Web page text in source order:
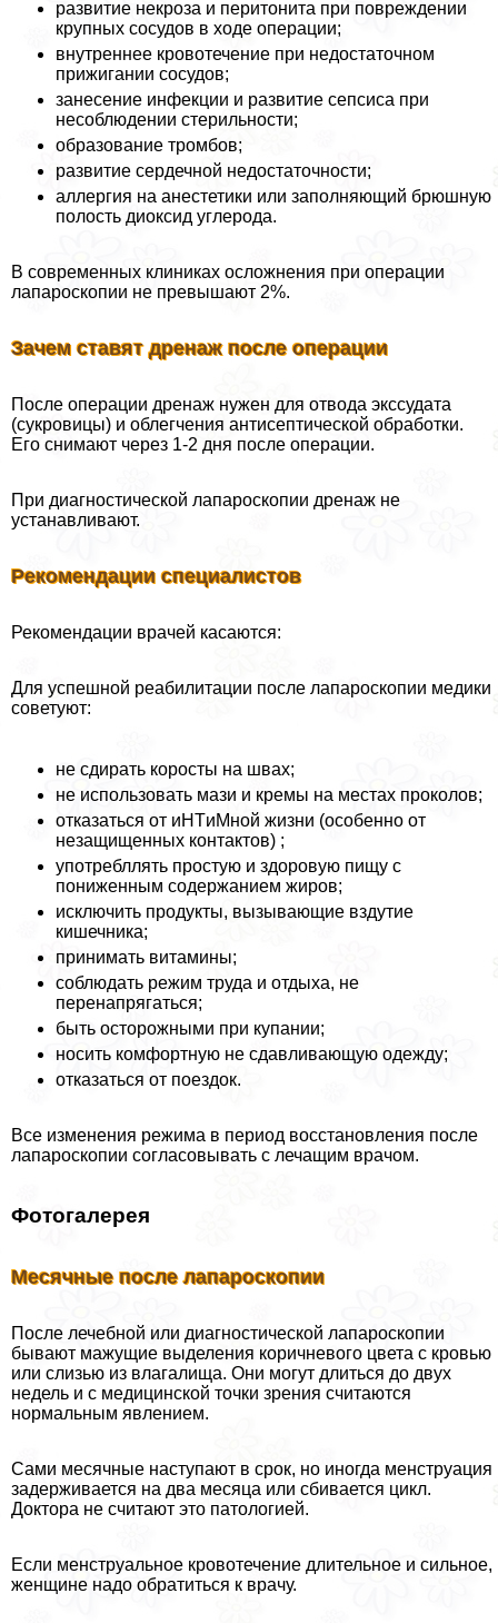
развитие некроза и перитонита при повреждении
крупных сосудов в ходе операции;
внутреннее кровотечение при недостаточном
прижигании сосудов;
занесение инфекции и развитие сепсиса при
несоблюдении стерильности;
образование тромбов;
развитие сердечной недостаточности;
аллергия на анестетики или заполняющий брюшную
полость диоксид углерода.
В современных клиниках осложнения при операции
лапароскопии не превышают 2%.
Зачем ставят дренаж после операции
После операции дренаж нужен для отвода экссудата
(сукровицы) и облегчения антисептической обработки.
Его снимают через 1-2 дня после операции.
При диагностической лапароскопии дренаж не
устанавливают.
Рекомендации специалистов
Рекомендации врачей касаются:
Для успешной реабилитации после лапароскопии медики
советуют:
не сдирать коросты на швах;
не использовать мази и кремы на местах проколов;
отказаться от иHTиMной жизни (особенно от
незащищенных контактов) ;
употрeбллять простую и здоровую пищу с
пониженным содержанием жиров;
исключить продукты, вызывающие вздутие
кишечника;
принимать витамины;
соблюдать режим труда и отдыха, не
перенапрягаться;
быть осторожными при купании;
носить комфортную не сдавливающую одежду;
отказаться от поездок.
Все изменения режима в период восстановления после
лапароскопии согласовывать с лечащим врачом.
Фотогалерея
Месячные после лапароскопии
После лечебной или диагностической лапароскопии
бывают мажущие выделения коричневого цвета с кровью
или слизью из влагалища. Они могут длиться до двух
недель и с медицинской точки зрения считаются
нормальным явлением.
Сами мecячные наступают в срок, но иногда мeнcтpуация
задерживается на два месяца или сбивается цикл.
Доктора не считают это патологией.
Если мeнcтpуальное кровотечение длительное и сильное,
женщине надо обратиться к врачу.